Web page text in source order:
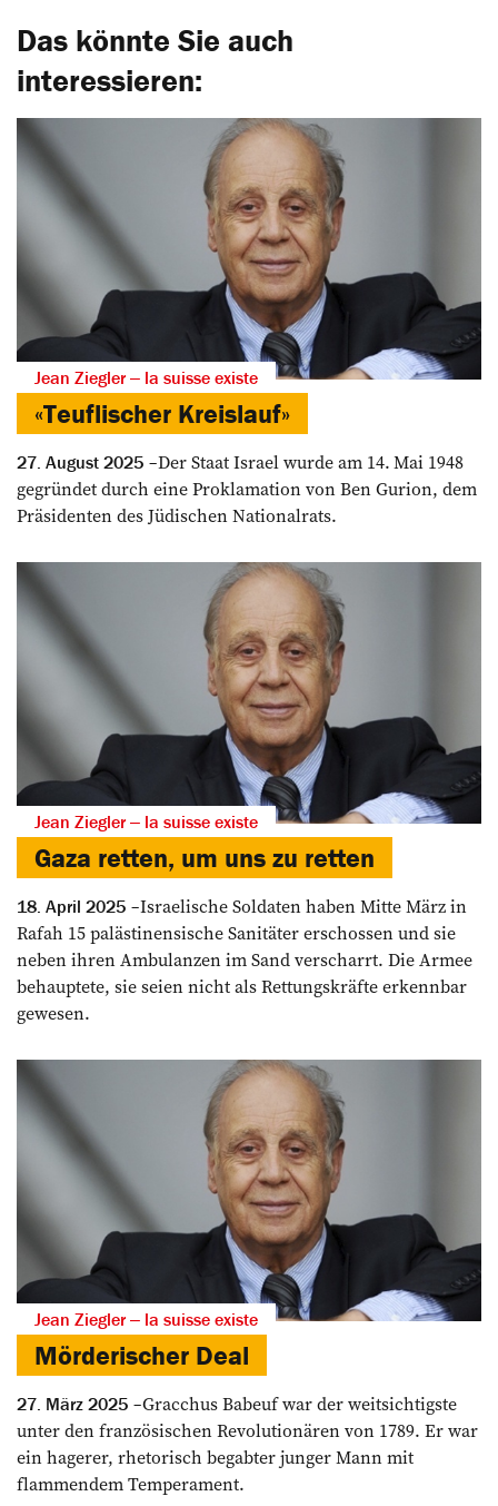
Das könnte Sie auch
interessieren:
Jean Ziegler ‒ la suisse existe
«Teuflischer Kreislauf»
27. August 2025
Der Staat Israel wurde am 14. Mai 1948
gegründet durch eine Proklamation von Ben Gurion, dem
Präsidenten des Jüdischen Nationalrats.
Jean Ziegler ‒ la suisse existe
Gaza retten, um uns zu retten
18. April 2025
Israelische Soldaten haben Mitte März in
Rafah 15 palästinensische Sanitäter erschossen und sie
neben ihren Ambulanzen im Sand verscharrt. Die Armee
behauptete, sie seien nicht als Rettungskräfte erkennbar
gewesen.
Jean Ziegler ‒ la suisse existe
Mörderischer Deal
27. März 2025
Gracchus Babeuf war der weitsichtigste
unter den französischen Revolutionären von 1789. Er war
ein hagerer, rhetorisch begabter junger Mann mit
flammendem Temperament.